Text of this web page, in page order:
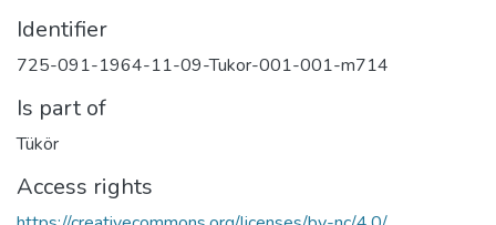
Identifier
725-091-1964-11-09-Tukor-001-001-m714
Is part of
Tükör
Access rights